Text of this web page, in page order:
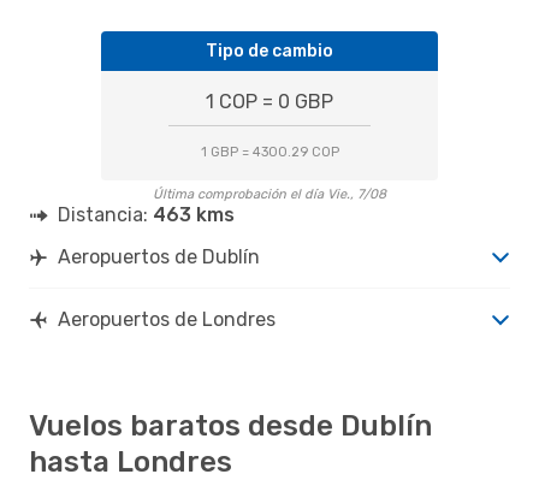
Tipo de cambio
1 COP = 0 GBP
1 GBP = 4300.29 COP
Última comprobación el día Vie., 7/08
Distancia: 463 kms
Aeropuertos de Dublín
Aeropuertos de Londres
Vuelos baratos desde Dublín
hasta Londres